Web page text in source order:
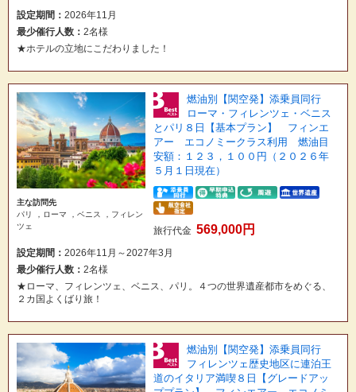
設定期間： 2026年11月
最少催行人数： 2名様
★ホテルの立地にこだわりました！
主な訪問先
パリ ，ローマ ，ベニス ，フィレン
ツェ
燃油別【関空発】添乗員同行
ローマ・フィレンツェ・ベニス
とパリ８日【基本プラン】 フィンエ
アー エコノミークラス利用 燃油目
安額：１２３，１００円（２０２６年
５月１日現在）
旅行代金569,000円
設定期間： 2026年11月～2027年3月
最少催行人数： 2名様
★ローマ、フィレンツェ、ベニス、パリ。４つの世界遺産都市をめぐる、
２カ国よくばり旅！
燃油別【関空発】添乗員同行
フィレンツェ歴史地区に連泊王
道のイタリア満喫８日【グレードアッ